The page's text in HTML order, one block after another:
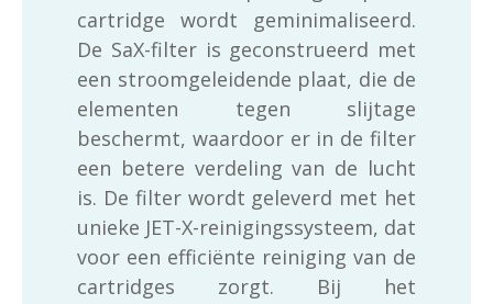
cartridge wordt geminimaliseerd.
De SaX-filter is geconstrueerd met
een stroomgeleidende plaat, die de
elementen tegen slijtage
beschermt, waardoor er in de filter
een betere verdeling van de lucht
is. De filter wordt geleverd met het
unieke JET-X-reinigingssysteem, dat
voor een efficiënte reiniging van de
cartridges zorgt. Bij het